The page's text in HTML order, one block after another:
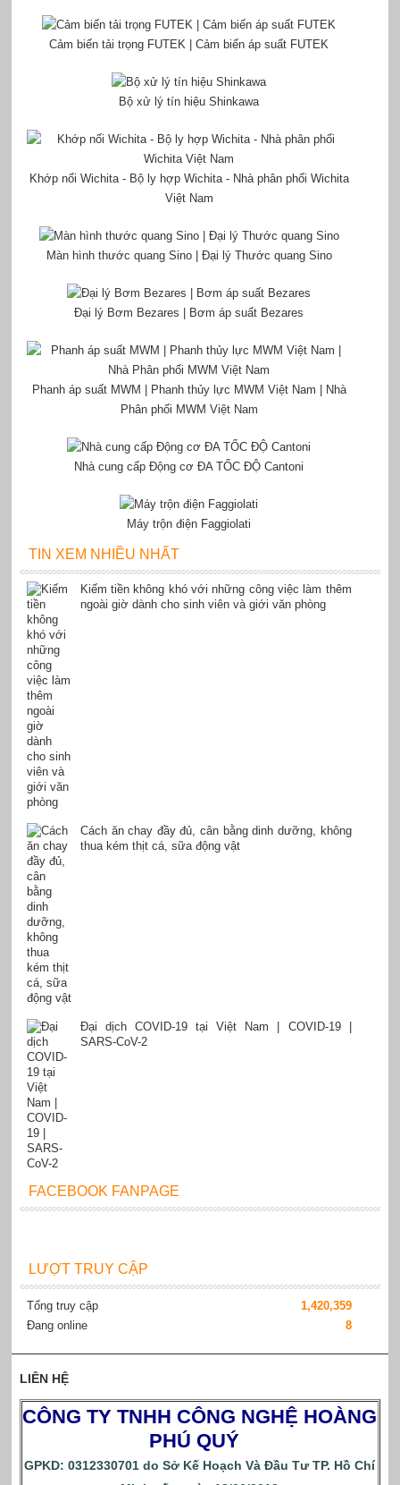
Cảm biến tải trọng FUTEK | Cảm biến áp suất FUTEK
Bộ xử lý tín hiệu Shinkawa
Khớp nối Wichita - Bộ ly hợp Wichita - Nhà phân phối Wichita
Việt Nam
Màn hình thước quang Sino | Đại lý Thước quang Sino
Đại lý Bơm Bezares | Bơm áp suất Bezares
Phanh áp suất MWM | Phanh thủy lực MWM Việt Nam | Nhà
Phân phối MWM Việt Nam
Nhà cung cấp Động cơ ĐA TỐC ĐỘ Cantoni
Máy trộn điện Faggiolati
TIN XEM NHIỀU NHẤT
Kiếm tiền không khó với những công việc làm thêm
ngoài giờ dành cho sinh viên và giới văn phòng
Cách ăn chay đầy đủ, cân bằng dinh dưỡng, không
thua kém thịt cá, sữa động vật
Đại dịch COVID-19 tại Việt Nam | COVID-19 |
SARS-CoV-2
FACEBOOK FANPAGE
LƯỢT TRUY CẬP
Tổng truy cập
1,420,359
Đang online
8
LIÊN HỆ
CÔNG TY TNHH CÔNG NGHỆ HOÀNG
PHÚ QUÝ
GPKD: 0312330701 do Sở Kế Hoạch Và Đầu Tư TP. Hồ Chí